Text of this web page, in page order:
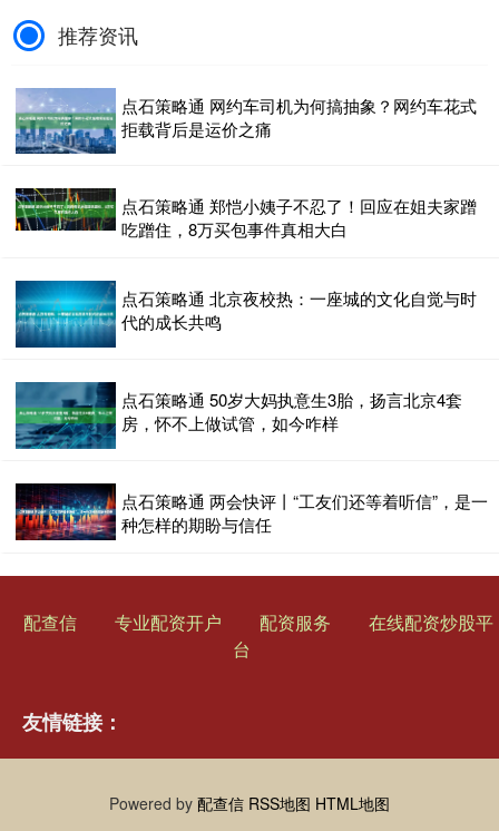
推荐资讯
点石策略通 网约车司机为何搞抽象？网约车花式
拒载背后是运价之痛
点石策略通 郑恺小姨子不忍了！回应在姐夫家蹭
吃蹭住，8万买包事件真相大白
点石策略通 北京夜校热：一座城的文化自觉与时
代的成长共鸣
点石策略通 50岁大妈执意生3胎，扬言北京4套
房，怀不上做试管，如今咋样
点石策略通 两会快评丨“工友们还等着听信”，是一
种怎样的期盼与信任
配查信 专业配资开户 配资服务
在线配资炒股平
台
友情链接：
Powered by 配查信 RSS地图 HTML地图